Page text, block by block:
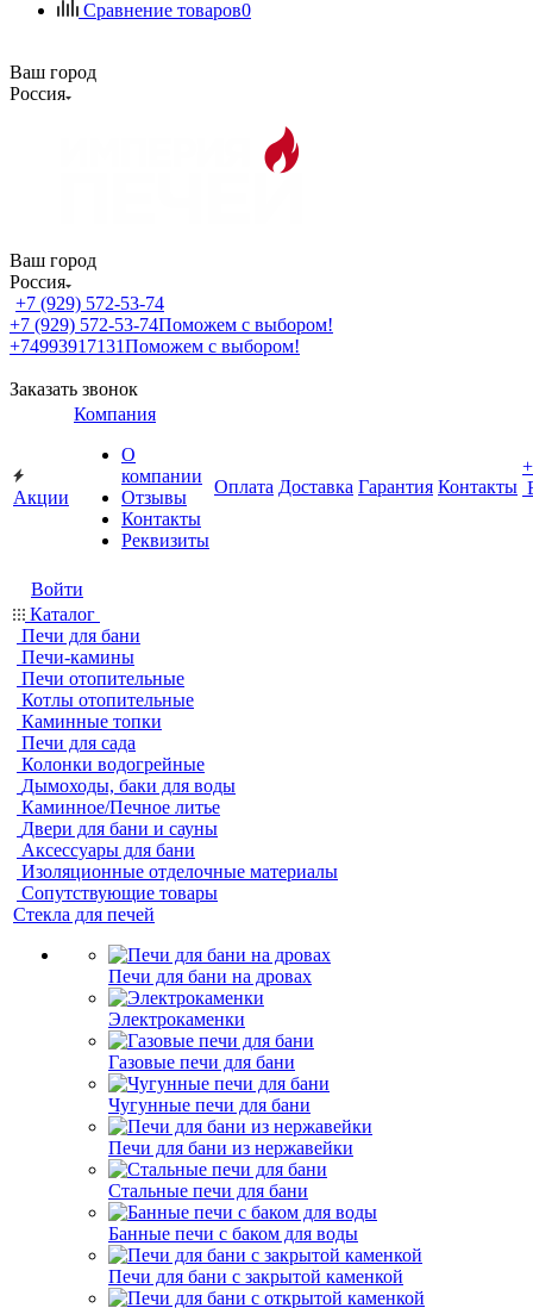
Сравнение товаров0
Ваш город
Россия
Ваш город
Россия
+7 (929) 572-53-74
+7 (929) 572-53-74Поможем с выбором!
+74993917131Поможем с выбором!
Заказать звонок
Акции
Компания
О
компании
Отзывы
Контакты
Реквизиты
Оплата Доставка Гарантия Контакты
+
Войти
Каталог
Печи для бани
Печи-камины
Печи отопительные
Котлы отопительные
Каминные топки
Печи для сада
Колонки водогрейные
Дымоходы, баки для воды
Каминное/Печное литье
Двери для бани и сауны
Аксессуары для бани
Изоляционные отделочные материалы
Сопутствующие товары
Стекла для печей
Печи для бани на дровах
Электрокаменки
Газовые печи для бани
Чугунные печи для бани
Печи для бани из нержавейки
Стальные печи для бани
Банные печи с баком для воды
Печи для бани с закрытой каменкой